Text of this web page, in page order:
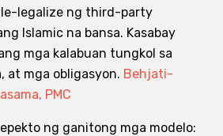
legalize ng third-party
Islamic na bansa. Kasabay
mga kalabuan tungkol sa
at mga obligasyon. Behjati-
PMC
ng ganitong mga modelo: